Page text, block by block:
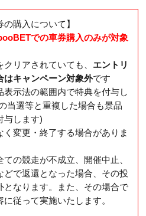
購入について】
での車券購入のみが対象
リアされていても、 エントリ
はキャンペーン対象外です
表示法の範囲内で特典を付与し
当選等と重複した場合も景品
与します)
く変更・終了する場合がありま
の競走が不成立、開催中止、
どで返還となった場合、その投
となります。また、その場合で
従って実施いたします。